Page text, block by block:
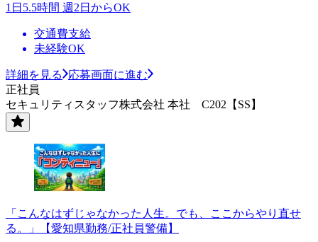
1日5.5時間 週2日からOK
交通費支給
未経験OK
詳細を見る
応募画面に進む
正社員
セキュリティスタッフ株式会社 本社 C202【SS】
「こんなはずじゃなかった人生。でも、ここからやり直せ
る。」【愛知県勤務/正社員警備】